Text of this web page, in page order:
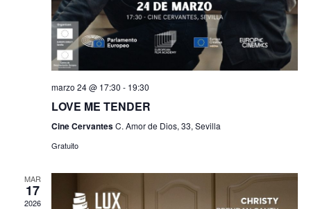
marzo 24 @ 17:30 - 19:30
LOVE ME TENDER
Cine CervantesC. Amor de Dios, 33, Sevilla
Gratuito
MAR
17
2026